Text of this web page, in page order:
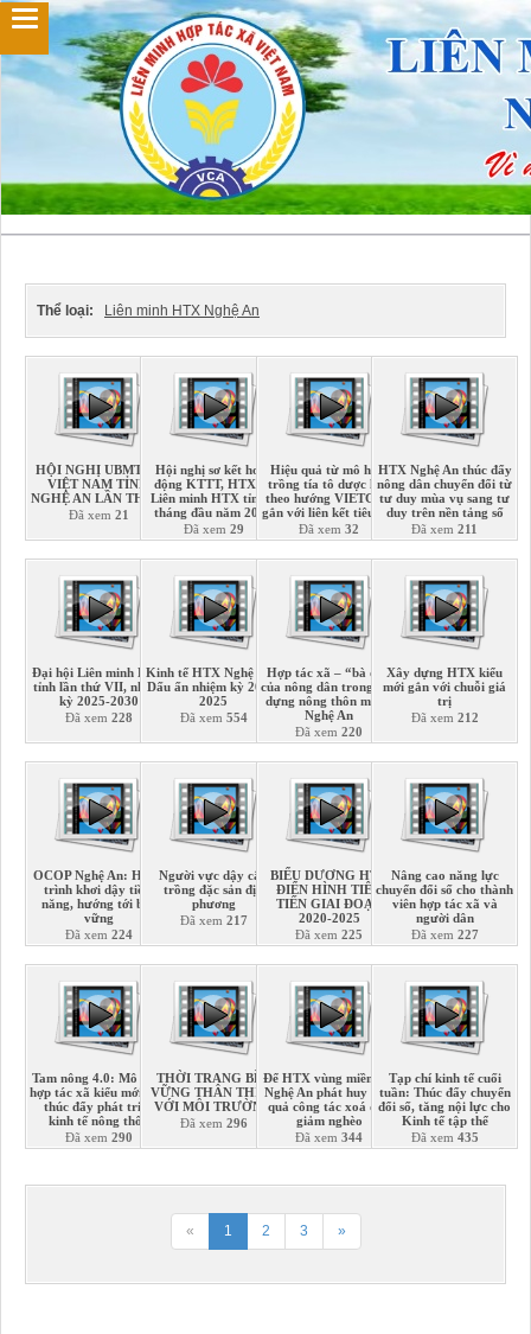
Thể loại: Liên minh HTX Nghệ An
HỘI NGHỊ UBMTTQ
VIỆT NAM TỈNH
NGHỆ AN LẦN THỨ 3
Đã xem 21
Hội nghị sơ kết hoạt
động KTTT, HTX và
Liên minh HTX tỉnh 6
tháng đầu năm 2026
Đã xem 29
Hiệu quả từ mô hình
trồng tía tô dược liệu
theo hướng VIETGAP
gắn với liên kết tiêu thụ
Đã xem32
HTX Nghệ An thúc đẩy
nông dân chuyển đổi từ
tư duy mùa vụ sang tư
duy trên nền tảng số
Đã xem211
Đại hội Liên minh HTX
tỉnh lần thứ VII, nhiệm
kỳ 2025-2030
Đã xem 228
Kinh tế HTX Nghệ An -
Dấu ấn nhiệm kỳ 2020-
2025
Đã xem 554
Hợp tác xã – “bà đỡ”
của nông dân trong xây
dựng nông thôn mới ở
Nghệ An
Đã xem220
Xây dựng HTX kiểu
mới gắn với chuỗi giá
trị
Đã xem 212
OCOP Nghệ An: Hành
trình khơi dậy tiềm
năng, hướng tới bền
vững
Đã xem 224
Người vực dậy cây
trồng đặc sản địa
phương
Đã xem 217
BIỂU DƯƠNG HTX
ĐIỂN HÌNH TIÊN
TIẾN GIAI ĐOẠN
2020-2025
Đã xem225
Nâng cao năng lực
chuyển đổi số cho thành
viên hợp tác xã và
người dân
Đã xem 227
Tam nông 4.0: Mô hình
hợp tác xã kiểu mới 4.0,
thúc đẩy phát triển
kinh tế nông thôn
Đã xem 290
THỜI TRANG BỀN
VỮNG THÂN THIỆN
VỚI MÔI TRƯỜNG
Đã xem 296
Để HTX vùng miền núi
Nghệ An phát huy hiệu
quả công tác xoá đói,
giảm nghèo
Đã xem344
Tạp chí kinh tế cuối
tuần: Thúc đẩy chuyển
đổi số, tăng nội lực cho
Kinh tế tập thể
Đã xem 435
« 1 2 3 »